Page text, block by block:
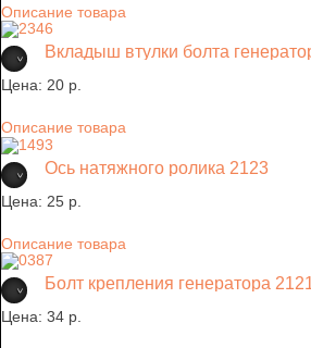
Описание товара
Вкладыш втулки болта
Цена: 20 p.
Описание товара
Ось натяжного ролика 2123
Цена: 25 p.
Описание товара
Болт крепления генератора
Цена: 34 p.